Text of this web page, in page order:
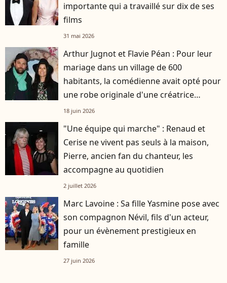
importante qui a travaillé sur dix de ses
films
31 mai 2026
Arthur Jugnot et Flavie Péan : Pour leur
mariage dans un village de 600
habitants, la comédienne avait opté pour
une robe originale d'une créatrice
française
18 juin 2026
"Une équipe qui marche" : Renaud et
Cerise ne vivent pas seuls à la maison,
Pierre, ancien fan du chanteur, les
accompagne au quotidien
2 juillet 2026
Marc Lavoine : Sa fille Yasmine pose avec
son compagnon Névil, fils d'un acteur,
pour un évènement prestigieux en
famille
27 juin 2026